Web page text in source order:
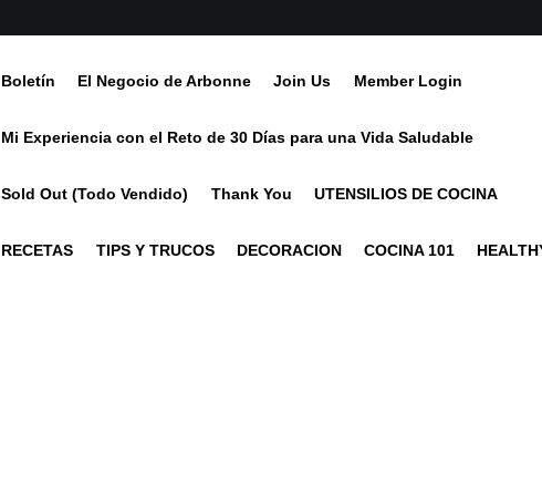
Boletín El Negocio de Arbonne Join Us Member Login
Mi Experiencia con el Reto de 30 Días para una Vida Saludable
Sold Out (Todo Vendido) Thank You UTENSILIOS DE COCINA
RECETAS TIPS Y TRUCOS DECORACION COCINA 101